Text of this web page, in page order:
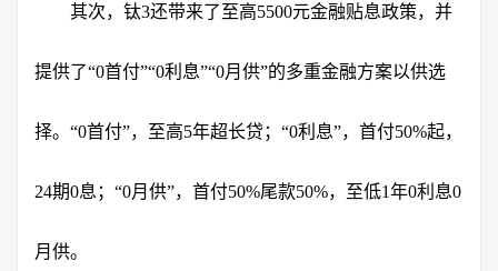
其次，钛3还带来了至高5500元金融贴息政策，并
提供了“0首付”“0利息”“0月供”的多重金融方案以供选
择。“0首付”，至高5年超长贷；“0利息”，首付50%起，
24期0息；“0月供”，首付50%尾款50%，至低1年0利息0
月供。